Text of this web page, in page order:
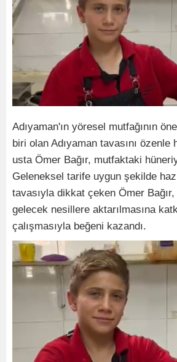
Adıyaman'ın yöresel mutfağının
biri olan Adıyaman tavasını özenle
usta Ömer Bağır, mutfaktaki
Geleneksel tarife uygun şekilde
tavasıyla dikkat çeken Ömer
gelecek nesillere aktarılmasına
çalışmasıyla beğeni kazandı.